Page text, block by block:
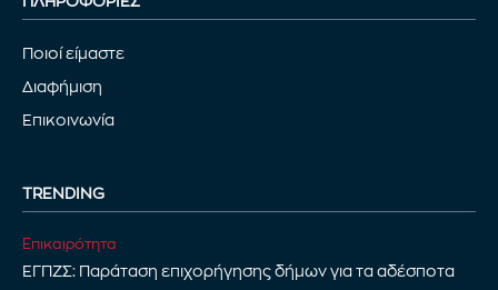
Ποιοί είμαστε
Διαφήμιση
Επικοινωνία
TRENDING
Επικαιρότητα
ΕΓΠΖΣ: Παράταση επιχορήγησης δήμων για τα αδέσποτα